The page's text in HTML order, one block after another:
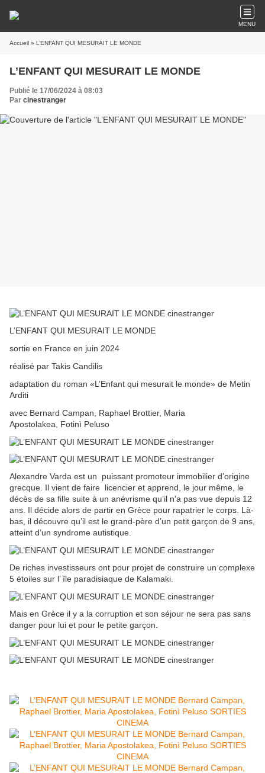
MENU
Accueil » L’ENFANT QUI MESURAIT LE MONDE
L’ENFANT QUI MESURAIT LE MONDE
Publié le 17/06/2024 à 08:03
Par cinestranger
L’ENFANT QUI MESURAIT LE MONDE
sortie en France en juin 2024
réalisé par Takis Candilis
adaptation du roman «L’Enfant qui mesurait le monde» de Metin
Arditi
avec Bernard Campan, Raphael Brottier, Maria
Apostolakea, Fotinì Peluso
Alexandre Varda est un puissant promoteur immobilier d’origine
grecque. Il vient de faire licencier et apprend, le jour même, le
décès de sa fille suite à un anévrisme qu’il n'a pas vue depuis 12
ans. Il décide alors de partir en Grèce pour rapatrier le corps. Là-
bas, il découvre qu’il est le grand-père d’un petit garçon de 9 ans,
atteint d’un syndrome autistique.
De riches investisseurs ont pour projet de construire un complexe
5 étoiles sur l’ île paradisiaque de Kalamaki.
Mais en Grèce il y a la corruption et son séjour ne sera pas sans
danger pour lui et pour le petite garçon.